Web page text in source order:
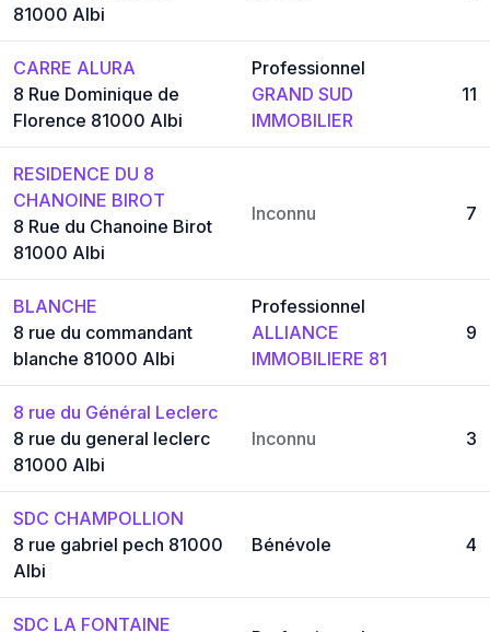
81000 Albi
CARRE ALURA
8 Rue Dominique de
Florence 81000 Albi
Professionnel
GRAND SUD
IMMOBILIER
11
RESIDENCE DU 8
CHANOINE BIROT
8 Rue du Chanoine Birot
81000 Albi
Inconnu 7
BLANCHE
8 rue du commandant
blanche 81000 Albi
Professionnel
ALLIANCE
IMMOBILIERE 81
9
8 rue du Général Leclerc
8 rue du general leclerc
81000 Albi
Inconnu 3
SDC CHAMPOLLION
8 rue gabriel pech 81000
Albi
Bénévole 4
SDC LA FONTAINE